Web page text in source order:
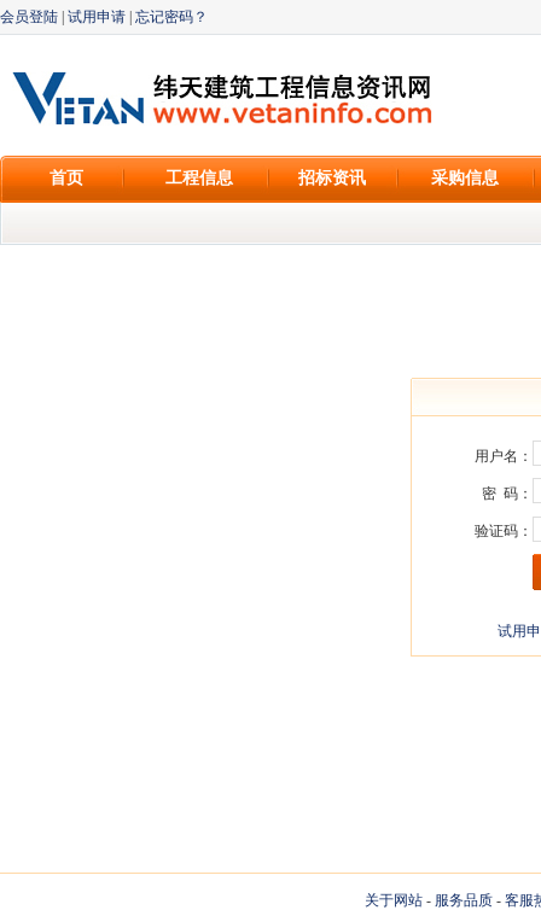
会员登陆 试用申请 忘记密码？
首页 工程信息 招标资讯 采购信息
用户名：
密 码：
验证码：
试用
关于网站 - 服务品质 - 客服